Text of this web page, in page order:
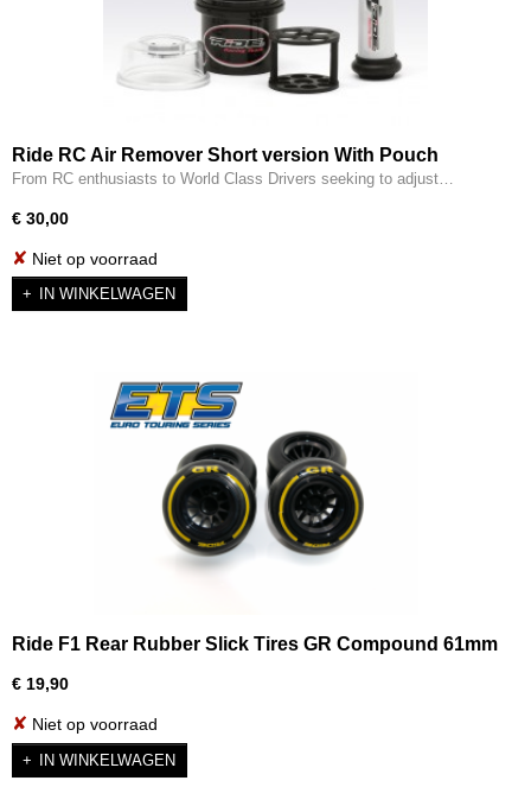
Ride RC Air Remover Short version With Pouch
From RC enthusiasts to World Class Drivers seeking to adjust…
€ 30,00
✘ Niet op voorraad
IN WINKELWAGEN
Ride F1 Rear Rubber Slick Tires GR Compound 61mm
€ 19,90
✘ Niet op voorraad
IN WINKELWAGEN